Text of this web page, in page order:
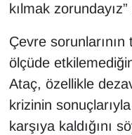
kılmak
Çevre
ölçüde
Ataç, özellikle
krizinin
karşıya kaldığını